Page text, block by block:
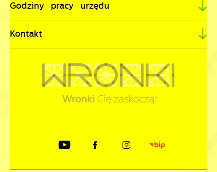
Godziny pracy urzędu
Kontakt